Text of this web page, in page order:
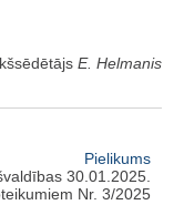
E. Helmanis
Pielikums
30.01.2025.
Nr. 3/2025